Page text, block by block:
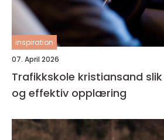
inspiration
07. April 2026
Trafikkskole kristiansand slik finner du trygg
og effektiv opplæring